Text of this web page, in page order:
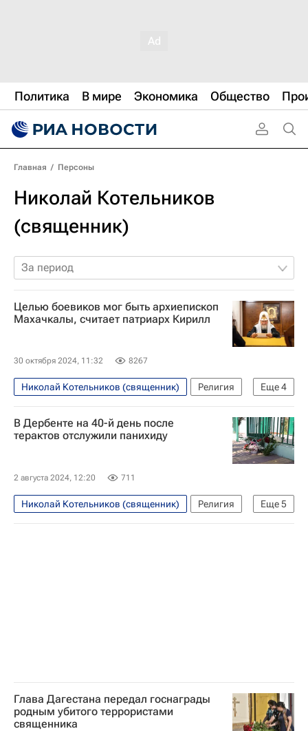
Политика В мире Экономика Общество
Главная / Персоны
Николай Котельников
(священник)
За период
Целью боевиков мог быть архиепископ
Махачкалы, считает патриарх Кирилл
30 октября 2024, 11:32 8267
Еще4
Николай Котельников (священник)
Религия
Дербент
Махачкала
Московский Патриархат
Общество
В Дербенте на 40-й день после
терактов отслужили панихиду
2 августа 2024, 12:20 711
Еще5
Николай Котельников (священник)
Религия
Дербент
Махачкала
Глава Дагестана передал госнаграды
родным убитого террористами
священника